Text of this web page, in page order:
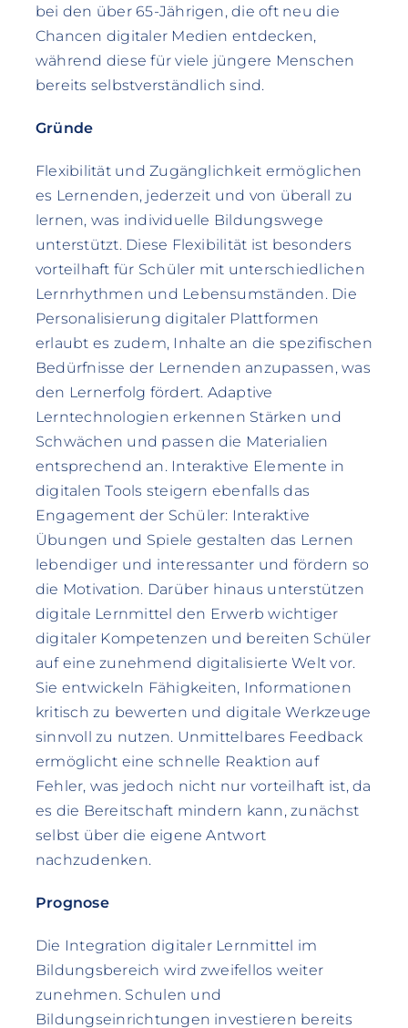
bei den über 65-Jährigen, die oft neu die
Chancen digitaler Medien entdecken,
während diese für viele jüngere Menschen
bereits selbstverständlich sind.
Gründe
Flexibilität und Zugänglichkeit ermöglichen
es Lernenden, jederzeit und von überall zu
lernen, was individuelle Bildungswege
unterstützt. Diese Flexibilität ist besonders
vorteilhaft für Schüler mit unterschiedlichen
Lernrhythmen und Lebensumständen. Die
Personalisierung digitaler Plattformen
erlaubt es zudem, Inhalte an die spezifischen
Bedürfnisse der Lernenden anzupassen, was
den Lernerfolg fördert. Adaptive
Lerntechnologien erkennen Stärken und
Schwächen und passen die Materialien
entsprechend an. Interaktive Elemente in
digitalen Tools steigern ebenfalls das
Engagement der Schüler: Interaktive
Übungen und Spiele gestalten das Lernen
lebendiger und interessanter und fördern so
die Motivation. Darüber hinaus unterstützen
digitale Lernmittel den Erwerb wichtiger
digitaler Kompetenzen und bereiten Schüler
auf eine zunehmend digitalisierte Welt vor.
Sie entwickeln Fähigkeiten, Informationen
kritisch zu bewerten und digitale Werkzeuge
sinnvoll zu nutzen. Unmittelbares Feedback
ermöglicht eine schnelle Reaktion auf
Fehler, was jedoch nicht nur vorteilhaft ist, da
es die Bereitschaft mindern kann, zunächst
selbst über die eigene Antwort
nachzudenken.
Prognose
Die Integration digitaler Lernmittel im
Bildungsbereich wird zweifellos weiter
zunehmen. Schulen und
Bildungseinrichtungen investieren bereits